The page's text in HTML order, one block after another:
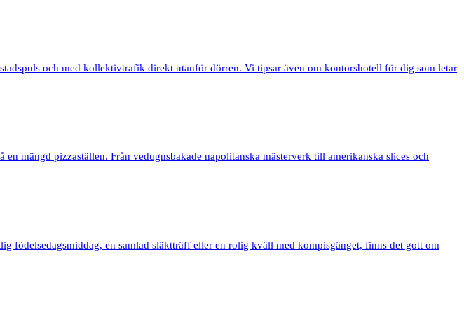
och med kollektivtrafik direkt utanför dörren. Vi tipsar även om kontorshotell för dig som letar
mängd pizzaställen. Från vedugnsbakade napolitanska mästerverk till amerikanska slices och
födelsedagsmiddag, en samlad släktträff eller en rolig kväll med kompisgänget, finns det gott om